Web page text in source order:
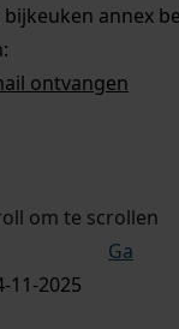
annex
ontvangen
om te scrollen
Ga
11-2025